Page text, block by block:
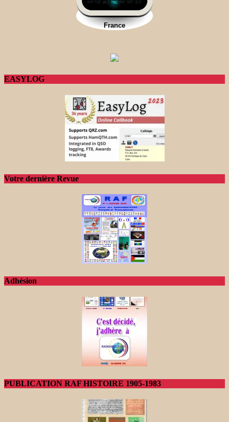
EASYLOG
Votre dernière Revue
Adhésion
PUBLICATION RAF HISTOIRE 1905-1983